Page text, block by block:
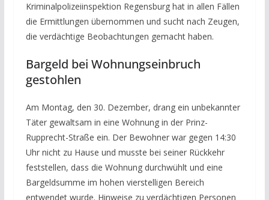
Kriminalpolizeiinspektion Regensburg hat in allen Fällen
die Ermittlungen übernommen und sucht nach Zeugen,
die verdächtige Beobachtungen gemacht haben.
Bargeld bei Wohnungseinbruch
gestohlen
Am Montag, den 30. Dezember, drang ein unbekannter
Täter gewaltsam in eine Wohnung in der Prinz-
Rupprecht-Straße ein. Der Bewohner war gegen 14:30
Uhr nicht zu Hause und musste bei seiner Rückkehr
feststellen, dass die Wohnung durchwühlt und eine
Bargeldsumme im hohen vierstelligen Bereich
entwendet wurde. Hinweise zu verdächtigen Personen